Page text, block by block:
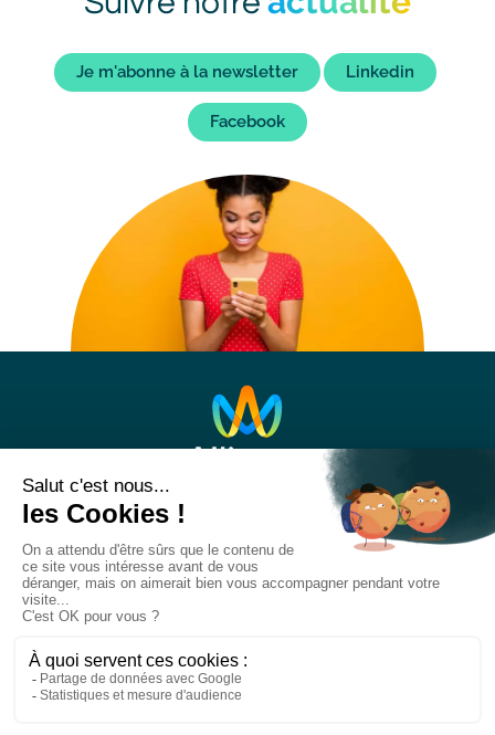
Image
bot
Image
Liens
bot
Je m'abonne à la newsletter Linkedin
Facebook
RS
Liens
Je m'abonne à la newsletter